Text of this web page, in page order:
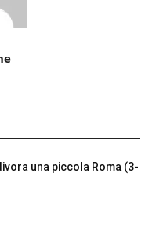
una piccola Roma (3-